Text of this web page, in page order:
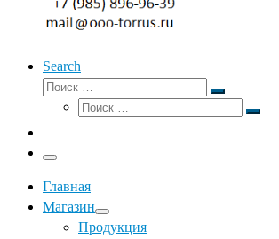
Search
Поиск
Поиск
Поиск
Поиск
Меню
Главная
Магазин
Продукция